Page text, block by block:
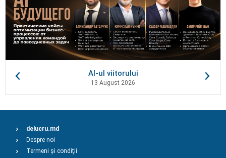
AI-ul viitorului
13 August 2026
delucru.md
Despre noi
Termeni și condiții